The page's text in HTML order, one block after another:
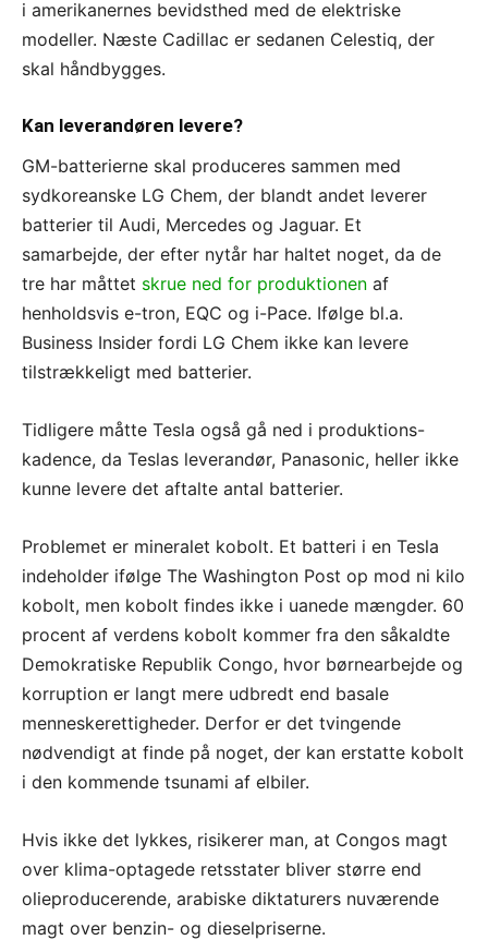
i amerikanernes bevidsthed med de elektriske
modeller. Næste Cadillac er sedanen Celestiq, der
skal håndbygges.
Kan leverandøren levere?
GM-batterierne skal produceres sammen med
sydkoreanske LG Chem, der blandt andet leverer
batterier til Audi, Mercedes og Jaguar. Et
samarbejde, der efter nytår har haltet noget, da de
tre har måttet skrue ned for produktionen af
henholdsvis e-tron, EQC og i-Pace. Ifølge bl.a.
Business Insider fordi LG Chem ikke kan levere
tilstrækkeligt med batterier.
Tidligere måtte Tesla også gå ned i produktions-
kadence, da Teslas leverandør, Panasonic, heller ikke
kunne levere det aftalte antal batterier.
Problemet er mineralet kobolt. Et batteri i en Tesla
indeholder ifølge The Washington Post op mod ni kilo
kobolt, men kobolt findes ikke i uanede mængder. 60
procent af verdens kobolt kommer fra den såkaldte
Demokratiske Republik Congo, hvor børnearbejde og
korruption er langt mere udbredt end basale
menneskerettigheder. Derfor er det tvingende
nødvendigt at finde på noget, der kan erstatte kobolt
i den kommende tsunami af elbiler.
Hvis ikke det lykkes, risikerer man, at Congos magt
over klima-optagede retsstater bliver større end
olieproducerende, arabiske diktaturers nuværende
magt over benzin- og dieselpriserne.